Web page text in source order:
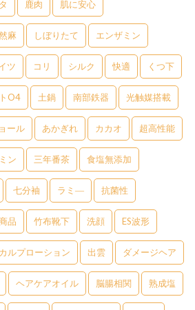
鹿肉 肌に安心
麻 しぼりたて エンザミン
ツ コリ シルク 快適 くつ下
O4 土鍋 南部鉄器 光触媒搭載
ール あかぎれ カカオ 超高性能
ン 三年番茶 食塩無添加
七分袖 ラミ― 抗菌性
品 竹布靴下 洗顔 ES波形
ルプローション 出雲 ダメージヘア
ヘアケアオイル 脳腸相関 熟成塩